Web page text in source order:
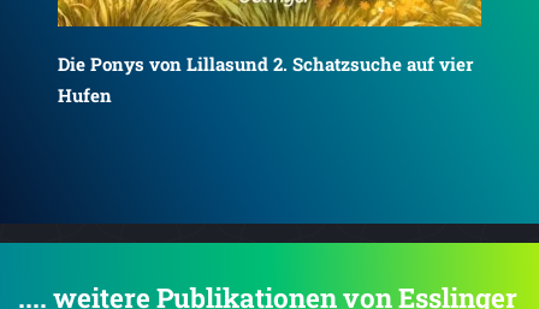
Die Ponys von Lillasund 3. Winterzauber im Stall
.... weitere Publikationen von Esslinger